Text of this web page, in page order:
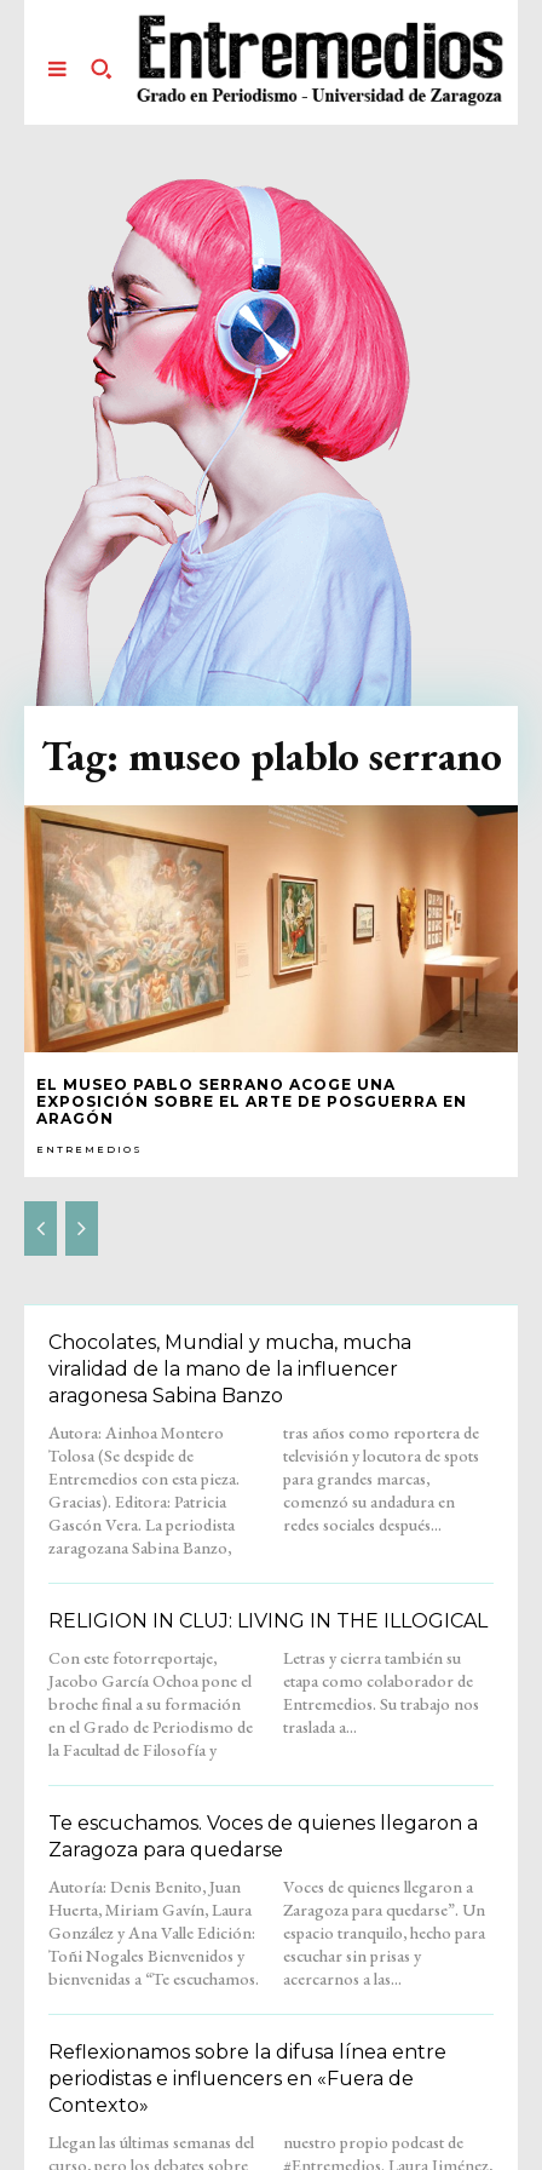
EL MUSEO PABLO SERRANO ACOGE UNA
EXPOSICIÓN SOBRE EL ARTE DE POSGUERRA EN
ARAGÓN
ENTREMEDIOS
Tag: museo plablo serrano
Chocolates, Mundial y mucha, mucha
viralidad de la mano de la influencer
aragonesa Sabina Banzo
Autora: Ainhoa Montero
Tolosa (Se despide de
Entremedios con esta pieza.
Gracias). Editora: Patricia
Gascón Vera. La periodista
zaragozana Sabina Banzo,
tras años como reportera de
televisión y locutora de spots
para grandes marcas,
comenzó su andadura en
redes sociales después...
RELIGION IN CLUJ: LIVING IN THE ILLOGICAL
Con este fotorreportaje,
Jacobo García Ochoa pone el
broche final a su formación
en el Grado de Periodismo de
la Facultad de Filosofía y
Letras y cierra también su
etapa como colaborador de
Entremedios. Su trabajo nos
traslada a...
Te escuchamos. Voces de quienes llegaron a
Zaragoza para quedarse
Autoría: Denis Benito, Juan
Huerta, Miriam Gavín, Laura
González y Ana Valle Edición:
Toñi Nogales Bienvenidos y
bienvenidas a “Te escuchamos.
Voces de quienes llegaron a
Zaragoza para quedarse”. Un
espacio tranquilo, hecho para
escuchar sin prisas y
acercarnos a las...
Reflexionamos sobre la difusa línea entre
periodistas e influencers en «Fuera de
Contexto»
Llegan las últimas semanas del
curso, pero los debates sobre
nuestro propio podcast de
#Entremedios. Laura Jiménez,